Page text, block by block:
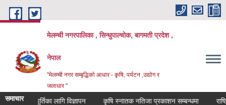
Skip to main content
मेलम्ची नगरपालिका , सिन्धुपाल्चोक, बागमती प्रदेश ,
नेपाल
"मेलम्ची नगर सम्बृद्धिको आधार - कृषि, पर्यटन ,उद्योग र
जलाधार "
समाचार
शिक्षक पदपूर्तिका लागि विज्ञापन कृषि स्नातक नतिजा प्रकाशन सम्बन्धमा